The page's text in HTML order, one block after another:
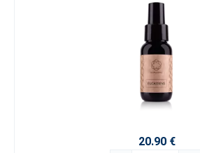
20.90 €